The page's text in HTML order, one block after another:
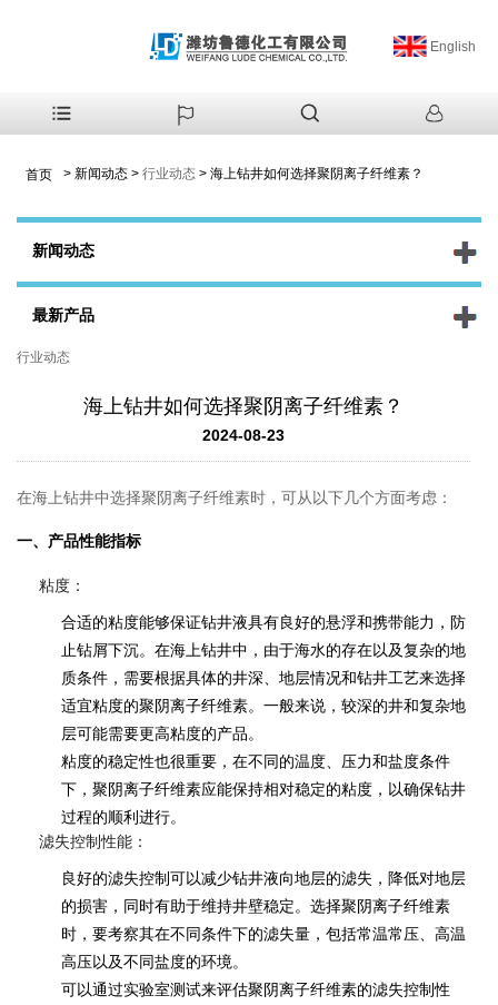
English
首页 > 新闻动态 > 行业动态 > 海上钻井如何选择聚阴离子纤维素？
新闻动态
最新产品
行业动态
海上钻井如何选择聚阴离子纤维素？
2024-08-23
在海上钻井中选择聚阴离子纤维素时，可从以下几个方面考虑：
一、产品性能指标
粘度：
合适的粘度能够保证钻井液具有良好的悬浮和携带能力，防
止钻屑下沉。在海上钻井中，由于海水的存在以及复杂的地
质条件，需要根据具体的井深、地层情况和钻井工艺来选择
适宜粘度的聚阴离子纤维素。一般来说，较深的井和复杂地
层可能需要更高粘度的产品。
粘度的稳定性也很重要，在不同的温度、压力和盐度条件
下，聚阴离子纤维素应能保持相对稳定的粘度，以确保钻井
过程的顺利进行。
滤失控制性能：
良好的滤失控制可以减少钻井液向地层的滤失，降低对地层
的损害，同时有助于维持井壁稳定。选择聚阴离子纤维素
时，要考察其在不同条件下的滤失量，包括常温常压、高温
高压以及不同盐度的环境。
可以通过实验室测试来评估聚阴离子纤维素的滤失控制性